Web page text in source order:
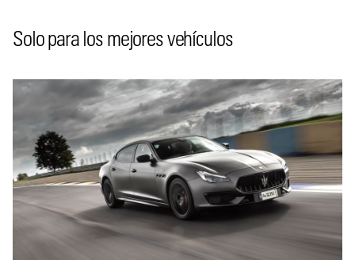
Solo para los mejores vehículos